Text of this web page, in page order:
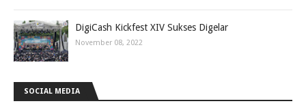
DigiCash Kickfest XIV Sukses Digelar
November 08, 2022
SOCIAL MEDIA